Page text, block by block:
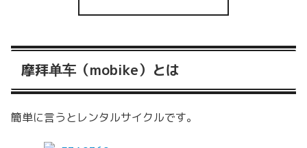
摩拜单车（mobike）とは
簡単に言うとレンタルサイクルです。